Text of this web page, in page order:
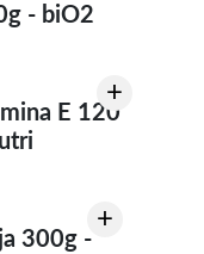
- biO2
+
E 120
+
300g -